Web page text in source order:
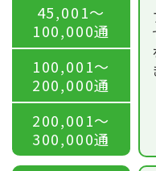
45,001〜
100,000通
100,001〜
200,000通
200,001〜
300,000通